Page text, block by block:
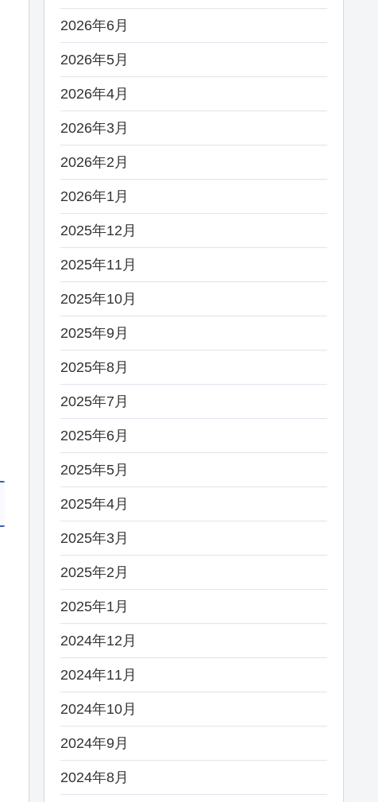
2026年6月
2026年5月
2026年4月
2026年3月
2026年2月
2026年1月
2025年12月
2025年11月
2025年10月
2025年9月
2025年8月
2025年7月
2025年6月
2025年5月
2025年4月
2025年3月
2025年2月
2025年1月
2024年12月
2024年11月
2024年10月
2024年9月
2024年8月